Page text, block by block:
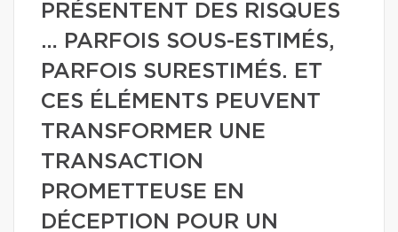
PRÉSENTENT DES RISQUES
… PARFOIS SOUS-ESTIMÉS,
PARFOIS SURESTIMÉS. ET
CES ÉLÉMENTS PEUVENT
TRANSFORMER UNE
TRANSACTION
PROMETTEUSE EN
DÉCEPTION POUR UN